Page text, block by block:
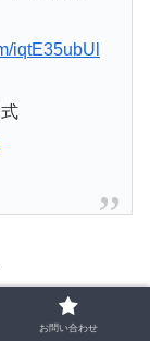
iqtE35ubUl
ので、すこしで
お問い合わせ